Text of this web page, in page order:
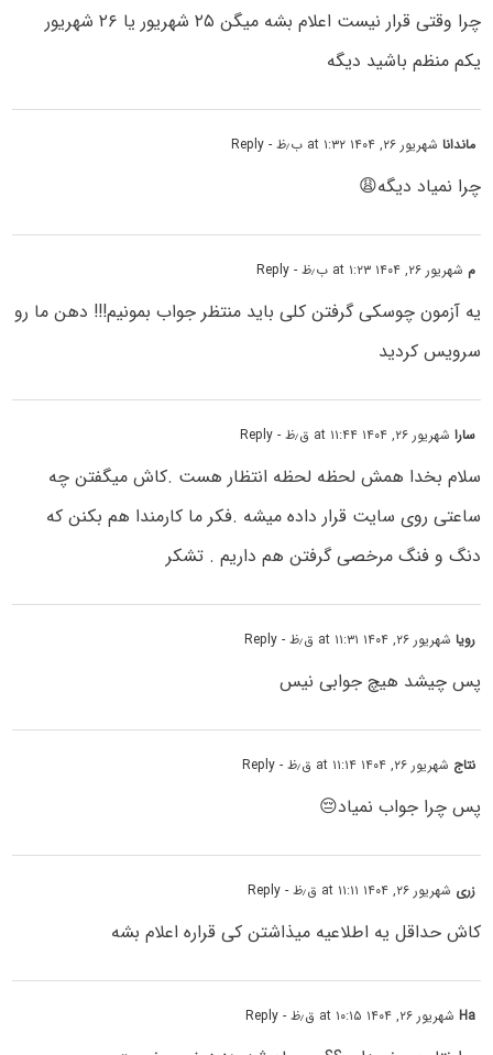
چرا وقتی قرار نیست اعلام بشه میگن ۲۵ شهریور یا ۲۶ شهریور
یکم منظم باشید دیگه
مانداناشهریور ۲۶, ۱۴۰۴ at ۱:۳۲ ب٫ظ - Reply
چرا نمیاد دیگه😩
م شهریور ۲۶, ۱۴۰۴ at ۱:۲۳ ب٫ظ - Reply
یه آزمون چوسکی گرفتن کلی باید منتظر جواب بمونیم!!! دهن ما رو
سرویس کردید
ساراشهریور ۲۶, ۱۴۰۴ at ۱۱:۴۴ ق٫ظ - Reply
سلام بخدا همش لحظه لحظه انتظار هست .کاش میگفتن چه
ساعتی روی سایت قرار داده میشه .فکر ما کارمندا هم بکنن که
دنگ و فنگ مرخصی گرفتن هم داریم . تشکر
رویاشهریور ۲۶, ۱۴۰۴ at ۱۱:۳۱ ق٫ظ - Reply
پس چیشد هیچ جوابی نیس
نتاج شهریور ۲۶, ۱۴۰۴ at ۱۱:۱۴ ق٫ظ - Reply
پس چرا جواب نمیاد😔
زری شهریور ۲۶, ۱۴۰۴ at ۱۱:۱۱ ق٫ظ - Reply
کاش حداقل یه اطلاعیه میذاشتن کی قراره اعلام بشه
Haشهریور ۲۶, ۱۴۰۴ at ۱۰:۱۵ ق٫ظ - Reply